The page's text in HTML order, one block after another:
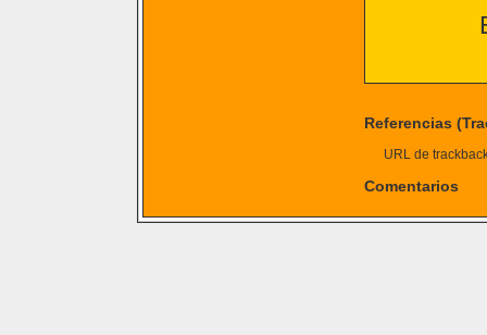
Referencias
URL de
Comentarios